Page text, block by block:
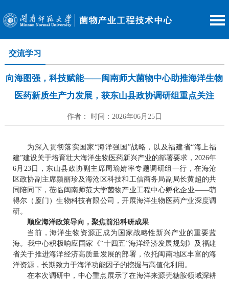
交流学习
向海图强，科技赋能——闽南师大菌物中心助推海洋生物
医药新质生产力发展，获东山县政协调研组重点关注
作者： 时间：2026年06月25日
为深入贯彻落实国家“海洋强国”战略，以及福建省“海上福
建”建设关于培育壮大海洋生物医药新兴产业的部署要求，2026年
6月23日，东山县政协副主席周瑜婧率专题调研组一行，在海沧
区政协副主席颜丽珍及海沧区科技和工信商务局副局长黄超的共
同陪同下，莅临闽南师范大学菌物产业工程中心孵化企业——萌
得尔（厦门）生物科技有限公司，开展海洋生物医药产业深度调
研。
顺应海洋政策导向，聚焦前沿科研成果
当前，海洋生物资源正成为国家战略性新兴产业的重要蓝
海。我中心积极响应国家《“十四五”海洋经济发展规划》及福建
省关于推进海洋经济高质量发展的部署，依托闽南地区丰富的海
洋资源，长期致力于海洋功能因子的挖掘与高值化利用。
在本次调研中，中心重点展示了在海洋来源壳糖胺领域深耕